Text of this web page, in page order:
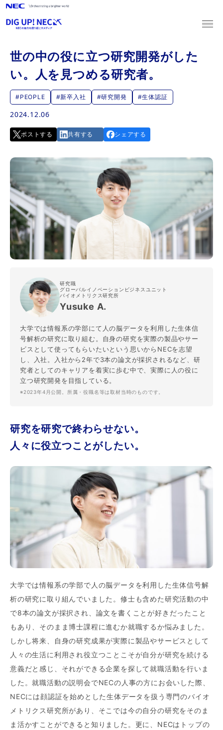
新卒採用
キャリア採用
2027新卒採用
マイページログイン マイページ登録
2028新卒採用
マイページログイン マイページ登録
キャリア採用
募集職種一覧
世の中の役に立つ研究開発がした
い。人を見つめる研究者。
#PEOPLE #新卒入社 #研究開発 #生体認証
2024.12.06
ポストする 共有する シェアする
研究職
グローバルイノベーションビジネスユニット
バイオメトリクス研究所
Yusuke A.
大学では情報系の学部にて人の脳データを利用した生体信
号解析の研究に取り組む。自身の研究を実際の製品やサー
ビスとして使ってもらいたいという思いからNECを志望
し、入社。入社から2年で3本の論文が採択されるなど、研
究者としてのキャリアを着実に歩む中で、実際に人の役に
立つ研究開発を目指している。
※2023年4月公開。所属・役職名等は取材当時のものです。
研究を研究で終わらせない。
人々に役立つことがしたい。
大学では情報系の学部で人の脳データを利用した生体信号解
析の研究に取り組んでいました。修士も含めた研究活動の中
で8本の論文が採択され、論文を書くことが好きだったこと
もあり、そのまま博士課程に進むか就職するか悩みました。
しかし将来、自身の研究成果が実際に製品やサービスとして
人々の生活に利用され役立つことこそが自分が研究を続ける
意義だと感じ、それができる企業を探して就職活動を行いま
した。就職活動の説明会でNECの人事の方にお会いした際、
NECには顔認証を始めとした生体データを扱う専門のバイオ
メトリクス研究所があり、そこでは今の自分の研究をそのま
ま活かすことができると知りました。更に、NECはトップの